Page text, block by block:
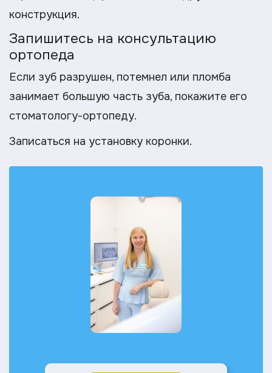
конструкция.
Запишитесь на консультацию
ортопеда
Если зуб разрушен, потемнел или пломба
занимает большую часть зуба, покажите его
стоматологу-ортопеду.
Записаться на установку коронки.